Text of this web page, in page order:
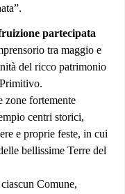
partecipata
tra maggio e
del ricco patrimonio
zone fortemente
centri storici,
e proprie feste, in cui
bellissime Terre del
Comune,